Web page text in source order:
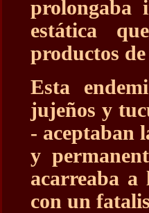
prolongaba
estática
productos
Esta
jujeños y
- aceptaban
y
acarreaba a
con un